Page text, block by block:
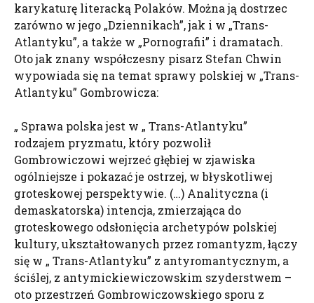
karykaturę literacką Polaków. Można ją dostrzec
zarówno w jego „Dziennikach”, jak i w „Trans-
Atlantyku”, a także w „Pornografii” i dramatach.
Oto jak znany współczesny pisarz Stefan Chwin
wypowiada się na temat sprawy polskiej w „Trans-
Atlantyku” Gombrowicza:
„ Sprawa polska jest w „ Trans-Atlantyku”
rodzajem pryzmatu, który pozwolił
Gombrowiczowi wejrzeć głębiej w zjawiska
ogólniejsze i pokazać je ostrzej, w błyskotliwej
groteskowej perspektywie. (…) Analityczna (i
demaskatorska) intencja, zmierzająca do
groteskowego odsłonięcia archetypów polskiej
kultury, ukształtowanych przez romantyzm, łączy
się w „ Trans-Atlantyku” z antyromantycznym, a
ściślej, z antymickiewiczowskim szyderstwem –
oto przestrzeń Gombrowiczowskiego sporu z